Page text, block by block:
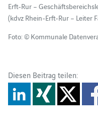
Erft-Rur –
(kdvz Rhein-Erft-Rur – Leiter
Foto: © Kommunale
Diesen Beitrag teilen: